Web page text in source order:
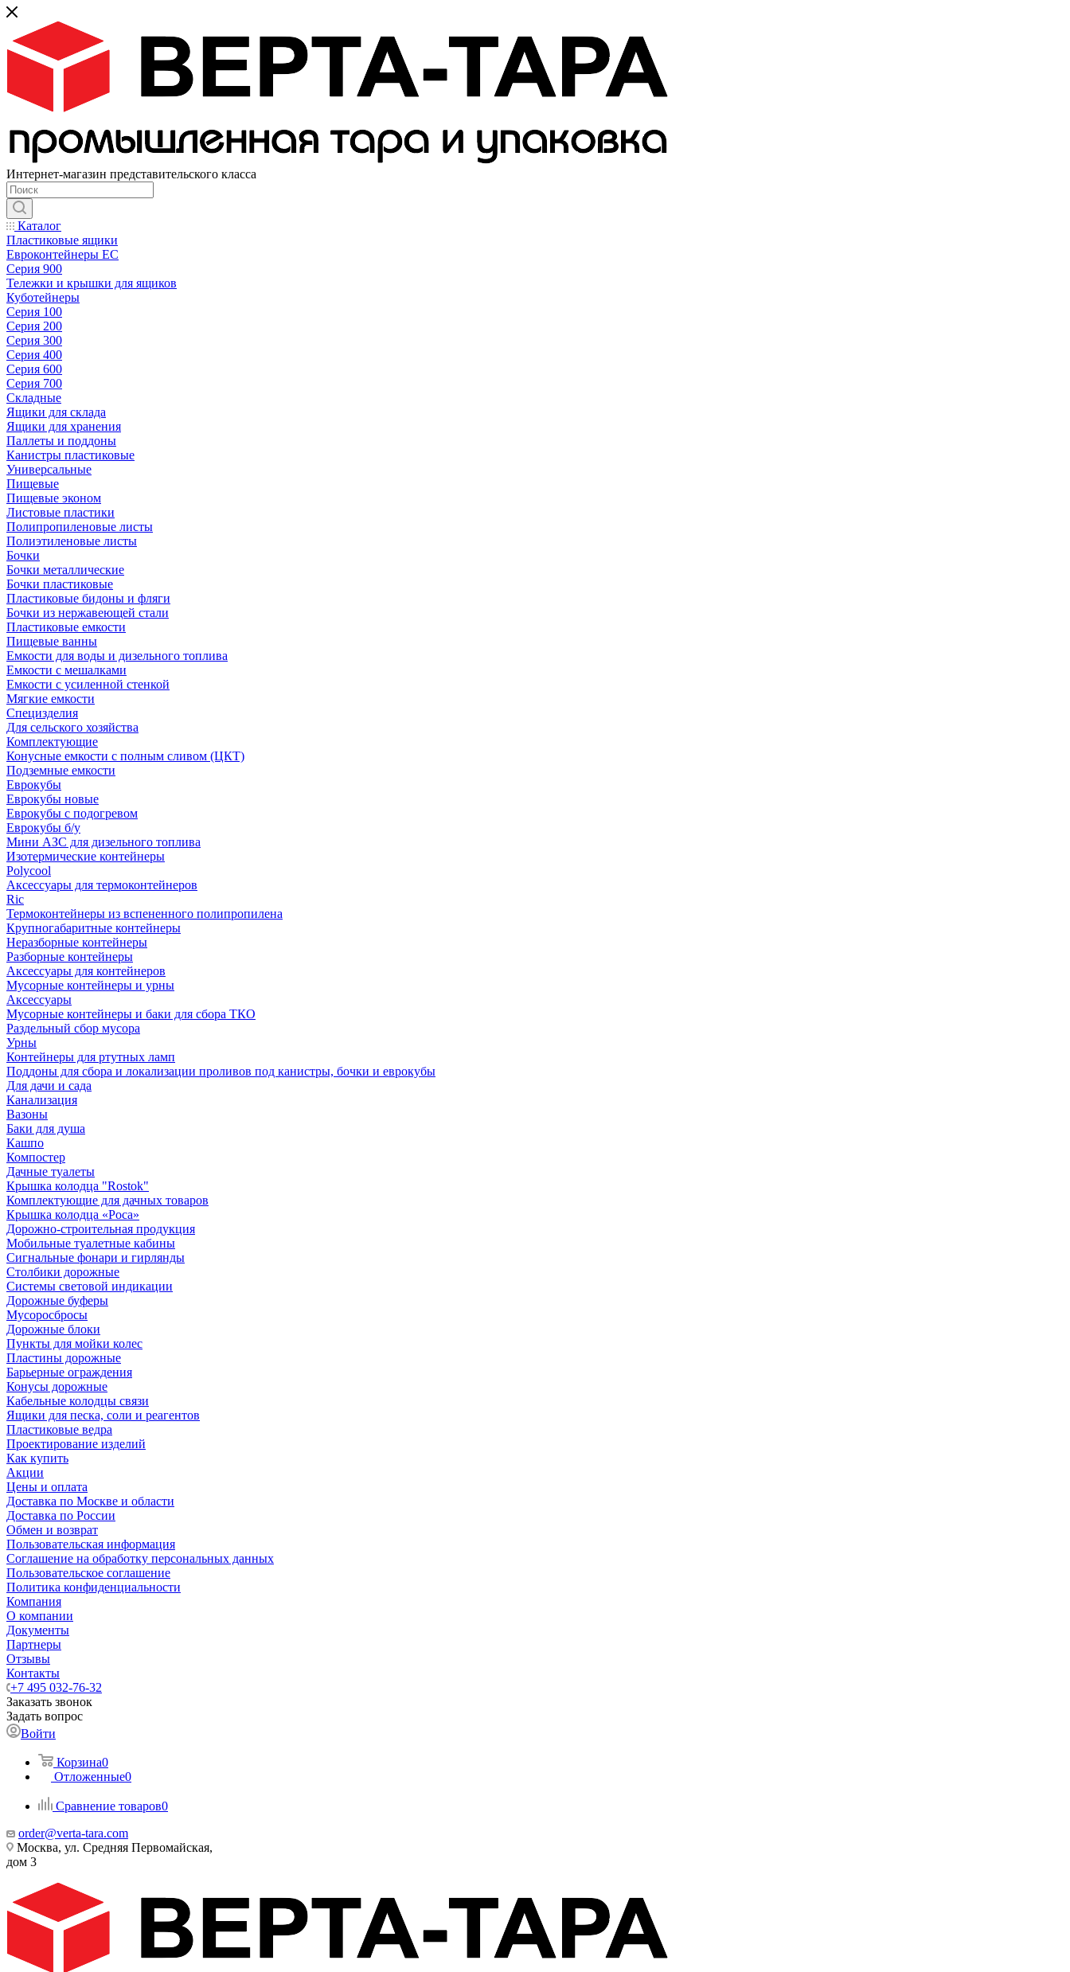
Интернет-магазин представительского класса
Каталог
Пластиковые ящики
Евроконтейнеры ЕС
Серия 900
Тележки и крышки для ящиков
Куботейнеры
Серия 100
Серия 200
Серия 300
Серия 400
Серия 600
Серия 700
Складные
Ящики для склада
Ящики для хранения
Паллеты и поддоны
Канистры пластиковые
Универсальные
Пищевые
Пищевые эконом
Листовые пластики
Полипропиленовые листы
Полиэтиленовые листы
Бочки
Бочки металлические
Бочки пластиковые
Пластиковые бидоны и фляги
Бочки из нержавеющей стали
Пластиковые емкости
Пищевые ванны
Емкости для воды и дизельного топлива
Емкости с мешалками
Емкости с усиленной стенкой
Мягкие емкости
Специзделия
Для сельского хозяйства
Комплектующие
Конусные емкости с полным сливом (ЦКТ)
Подземные емкости
Еврокубы
Еврокубы новые
Еврокубы с подогревом
Еврокубы б/у
Мини АЗС для дизельного топлива
Изотермические контейнеры
Polycool
Аксессуары для термоконтейнеров
Ric
Термоконтейнеры из вспененного полипропилена
Крупногабаритные контейнеры
Неразборные контейнеры
Разборные контейнеры
Аксессуары для контейнеров
Мусорные контейнеры и урны
Аксессуары
Мусорные контейнеры и баки для сбора ТКО
Раздельный сбор мусора
Урны
Контейнеры для ртутных ламп
Поддоны для сбора и локализации проливов под канистры, бочки и еврокубы
Для дачи и сада
Канализация
Вазоны
Баки для душа
Кашпо
Компостер
Дачные туалеты
Крышка колодца "Rostok"
Комплектующие для дачных товаров
Крышка колодца «Роса»
Дорожно-строительная продукция
Мобильные туалетные кабины
Сигнальные фонари и гирлянды
Столбики дорожные
Системы световой индикации
Дорожные буферы
Мусоросбросы
Дорожные блоки
Пункты для мойки колес
Пластины дорожные
Барьерные ограждения
Конусы дорожные
Кабельные колодцы связи
Ящики для песка, соли и реагентов
Пластиковые ведра
Проектирование изделий
Как купить
Акции
Цены и оплата
Доставка по Москве и области
Доставка по России
Обмен и возврат
Пользовательская информация
Соглашение на обработку персональных данных
Пользовательское соглашение
Политика конфиденциальности
Компания
О компании
Документы
Партнеры
Отзывы
Контакты
+7 495 032-76-32
Заказать звонок
Задать вопрос
Войти
Корзина0
Отложенные0
Сравнение товаров0
order@verta-tara.com
Москва, ул. Средняя Первомайская,
дом 3